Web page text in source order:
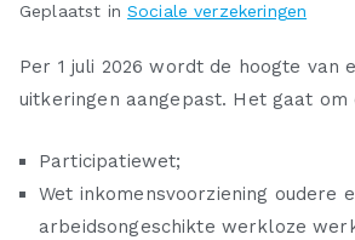
Geplaatst in Sociale verzekeringen
Per 1 juli 2026 wordt de hoogte van
uitkeringen aangepast. Het gaat om
Participatiewet;
Wet inkomensvoorziening oudere
arbeidsongeschikte werkloze